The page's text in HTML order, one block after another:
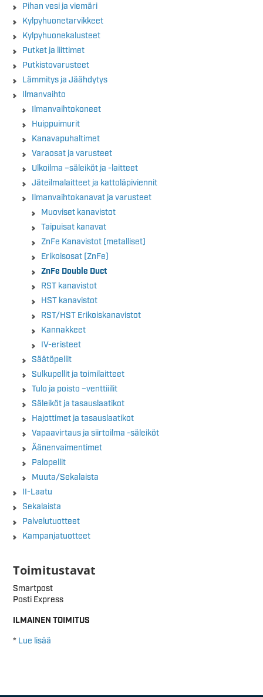
Pihan vesi ja viemäri
Kylpyhuonetarvikkeet
Kylpyhuonekalusteet
Putket ja liittimet
Putkistovarusteet
Lämmitys ja Jäähdytys
Ilmanvaihto
Ilmanvaihtokoneet
Huippuimurit
Kanavapuhaltimet
Varaosat ja varusteet
Ulkoilma –säleiköt ja -laitteet
Jäteilmalaitteet ja kattoläpiviennit
Ilmanvaihtokanavat ja varusteet
Muoviset kanavistot
Taipuisat kanavat
ZnFe Kanavistot (metalliset)
Erikoisosat (ZnFe)
ZnFe Double Duct
RST kanavistot
HST kanavistot
RST/HST Erikoiskanavistot
Kannakkeet
IV-eristeet
Säätöpellit
Sulkupellit ja toimilaitteet
Tulo ja poisto –venttiiilit
Säleiköt ja tasauslaatikot
Hajottimet ja tasauslaatikot
Vapaavirtaus ja siirtoilma -säleiköt
Äänenvaimentimet
Palopellit
Muuta/Sekalaista
II-Laatu
Sekalaista
Palvelutuotteet
Kampanjatuotteet
Toimitustavat
Smartpost
Posti Express
ILMAINEN TOIMITUS
* Lue lisää